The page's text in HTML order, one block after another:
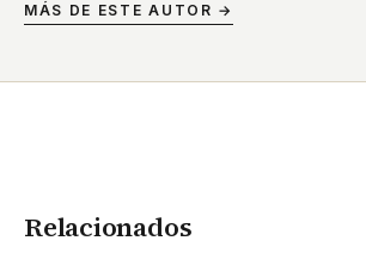
MÁS DE ESTE AUTOR →
Relacionados